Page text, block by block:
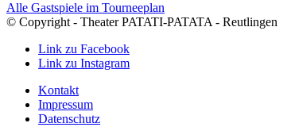
Alle Gastspiele im Tourneeplan
© Copyright - Theater PATATI-PATATA - Reutlingen
Link zu Facebook
Link zu Instagram
Kontakt
Impressum
Datenschutz